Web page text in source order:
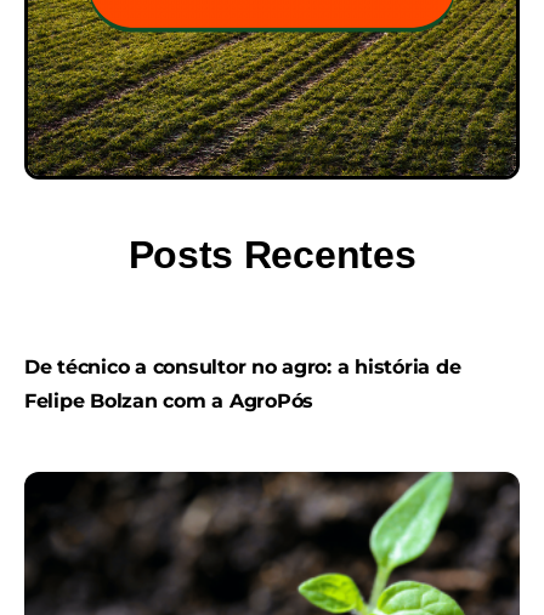
Posts Recentes
De técnico a consultor no agro: a história de
Felipe Bolzan com a AgroPós